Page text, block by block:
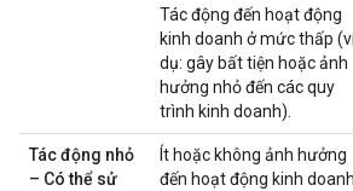
Tác động đến hoạt động
kinh doanh ở mức thấp
dụ: gây bất tiện hoặc ảnh
hưởng nhỏ đến các quy
trình kinh doanh).
Tác động nhỏ
– Có thể sử
Ít hoặc không ảnh hưởng
đến hoạt động kinh doanh